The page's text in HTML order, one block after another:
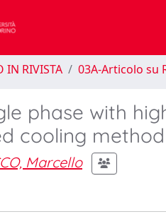
IN RIVISTA 03A-Articolo su
phase with
cooling method
Marcello